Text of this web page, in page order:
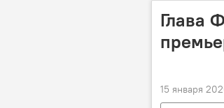
Глава
15 января